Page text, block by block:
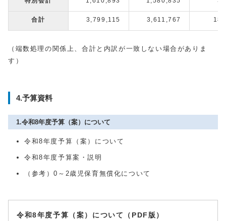
合計 3,799,115 3,611,767
（端数処理の関係上、合計と内訳が一致しない場合がありま
す）
4.予算資料
1.令和8年度予算（案）について
令和8年度予算（案）について
令和8年度予算案・説明
（参考）0～2歳児保育無償化について
令和8年度予算（案）について（PDF版）